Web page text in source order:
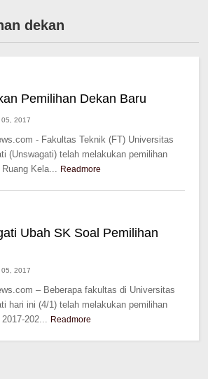
dekan
Pemilihan Dekan Baru
05, 2017
- Fakultas Teknik (FT) Universitas
(Unswagati) telah melakukan pemilihan
Kela... Readmore
Ubah SK Soal Pemilihan
05, 2017
– Beberapa fakultas di Universitas
hari ini (4/1) telah melakukan pemilihan
202... Readmore